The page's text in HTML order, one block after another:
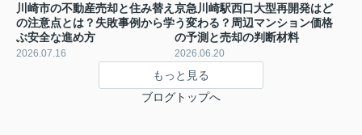
川崎市の不動産売却と住み替え
の注意点とは？失敗事例から学
ぶ安全な進め方
2026.07.16
京急川崎駅西口大型再開発はど
う変わる？周辺マンション価格
の予測と売却の判断材料
2026.06.20
もっと見る
ブログトップへ